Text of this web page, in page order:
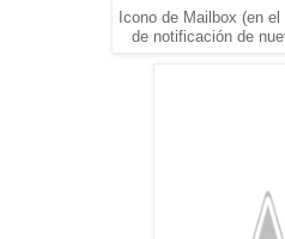
Icono de Mailbox (en
de notificación de